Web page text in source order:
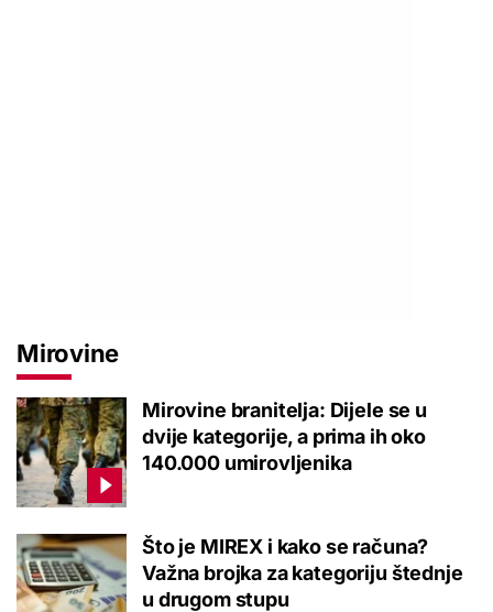
Mirovine
Mirovine branitelja: Dijele se u
dvije kategorije, a prima ih oko
140.000 umirovljenika
Što je MIREX i kako se računa?
Važna brojka za kategoriju štednje
u drugom stupu